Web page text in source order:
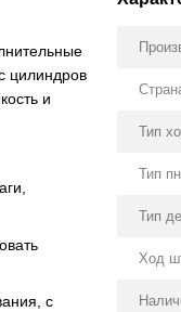
цилиндров
и
с
Тип
Тип
Тип
Ход